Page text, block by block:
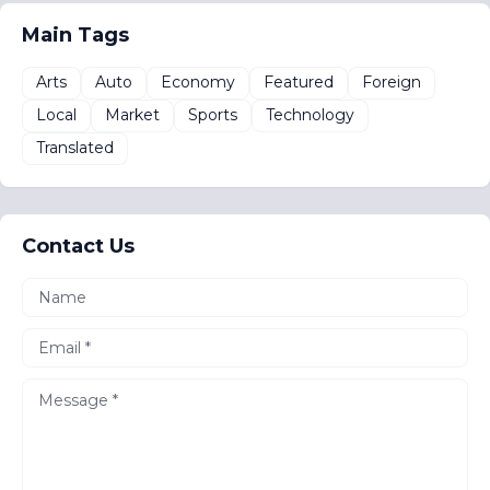
Main Tags
Arts Auto Economy Featured
Foreign
Local
Market Sports
Technology
Translated
Contact Us